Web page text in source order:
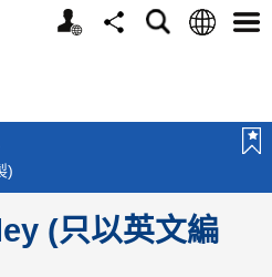
個
分
搜
語
選
)
(只以英文編